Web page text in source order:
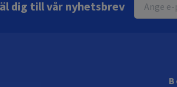
dig till vår nyhetsbrev